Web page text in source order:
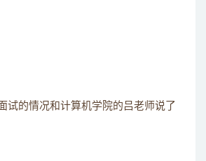
试的情况和计算机学院的吕老师说了